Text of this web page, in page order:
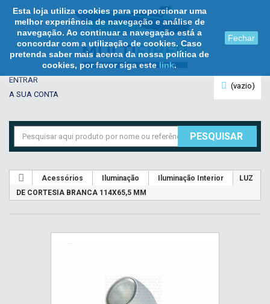
Esta loja utiliza cookies para proporcionar uma
melhor experiência de navegação e análise de
navegação. Ao continuar a navegação está a
concordar com a utilização de cookies. Caso
pretenda saber mais acerca da nossa política de
cookies, por favor siga este link.
Fechar
(vazio)
ENTRAR
A SUA CONTA
PESQUISAR
Acessórios Iluminação Iluminação Interior
LUZ
DE CORTESIA BRANCA 114X65,5 MM